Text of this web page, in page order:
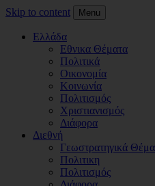
Skip to content Menu
Ελλάδα
Εθνικα Θέματα
Πολιτικά
Οικονομία
Κοινωνία
Πολιτισμός
Χριστιανισμός
Διάφορα
Διεθνή
Γεωστρατηγικά
Πολιτικη
Πολιτισμός